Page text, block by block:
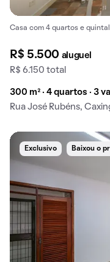
Casa com 4 quartos e
R$ 5.500 aluguel
R$ 6.150 total
300 m² · 4 quartos · 3
Rua José Rubéns,
Exclusivo Baixou o